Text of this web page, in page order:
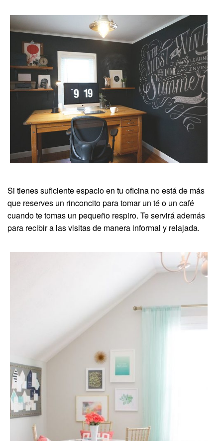
Si tienes suficiente espacio en tu oficina no está de más
que reserves un rinconcito para tomar un té o un café
cuando te tomas un pequeño respiro. Te servirá además
para recibir a las visitas de manera informal y relajada.